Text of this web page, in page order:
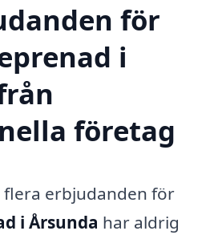
för
i
företag
erbjudanden för
i Årsunda har aldrig